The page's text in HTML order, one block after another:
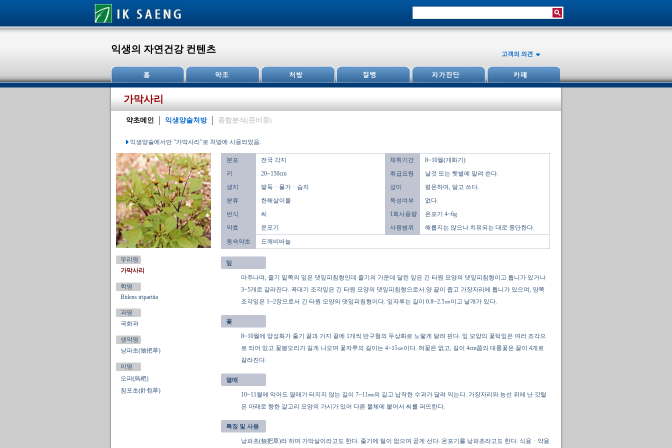
익생의 자연건강 컨텐츠 고객의 의견
가막사리
약초메인 익생양술처방 종합분석(준비중)
익생양술에서만 "가막사리"로 처방에 사용되었음.
우리명
가막사리
학명
Bidens tripartita
과명
국화과
생약명
낭파초(狼把草)
이명
오파(烏杷)
침포초(針包草)
분포 전국 각지 채취기간
8~10월(개화기)
키
20~150cm 취급요령
날것 또는 햇볕에 말려 쓴다.
생지
밭둑ㆍ물가ㆍ습지 성미
평온하며, 달고 쓰다.
분류
한해살이풀 독성여부
없다.
번식
씨 1회사용량
온포기 4~6g
약효
온포기 사용범위
해롭지는 않으나 치유되는 대로 중단한다.
동속약초
도깨비바늘
잎
마주나며, 줄기 밑쪽의 잎은 댓잎피침형인데 줄기의 가운데 달린 잎은 긴 타원 모양의 댓잎피침형이고 톱니가 있거나
3~5개로 갈라진다. 꼭대기 조각잎은 긴 타원 모양의 댓잎피침형으로서 양 끝이 좁고 가장자리에 톱니가 있으며, 양쪽
조각잎은 1~2장으로서 긴 타원 모양의 댓잎피침형이다. 잎자루는 길이 0.8~2.5㎝이고 날개가 있다.
꽃
8~10월에 양성화가 줄기 끝과 가지 끝에 1개씩 반구형의 두상화로 노랗게 달려 핀다. 잎 모양의 꽃턱잎은 여러 조각으
로 되어 있고 꽃봉오리가 길게 나오며 꽃자루의 길이는 4~15㎝이다. 혀꽃은 없고, 길이 4cm쯤의 대롱꽃은 끝이 4개로
갈라진다.
열매
10~11월에 익어도 열매가 터지지 않는 길이 7~11㎜의 길고 납작한 수과가 달려 익는다. 가장자리와 능선 위에 난 갓털
은 아래로 향한 갈고리 모양의 가시가 있어 다른 물체에 붙어서 씨를 퍼뜨한다.
특징 및 사용
낭파초(狼把草)라 하며 가막살이라고도 한다. 줄기에 털이 없으며 곧게 선다. 온포기를 낭파초라고도 한다. 식용ㆍ약용